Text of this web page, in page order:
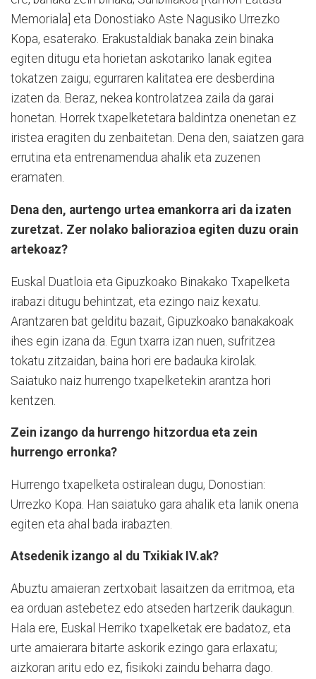
Memoriala] eta Donostiako Aste Nagusiko Urrezko
Kopa, esaterako. Erakustaldiak banaka zein binaka
egiten ditugu eta horietan askotariko lanak egitea
tokatzen zaigu; egurraren kalitatea ere desberdina
izaten da. Beraz, nekea kontrolatzea zaila da garai
honetan. Horrek txapelketetara baldintza onenetan ez
iristea eragiten du zenbaitetan. Dena den, saiatzen gara
errutina eta entrenamendua ahalik eta zuzenen
eramaten.
Dena den, aurtengo urtea emankorra ari da izaten
zuretzat. Zer nolako baliorazioa egiten duzu orain
artekoaz?
Euskal Duatloia eta Gipuzkoako Binakako Txapelketa
irabazi ditugu behintzat, eta ezingo naiz kexatu.
Arantzaren bat gelditu bazait, Gipuzkoako banakakoak
ihes egin izana da. Egun txarra izan nuen, sufritzea
tokatu zitzaidan, baina hori ere badauka kirolak.
Saiatuko naiz hurrengo txapelketekin arantza hori
kentzen.
Zein izango da hurrengo hitzordua eta zein
hurrengo erronka?
Hurrengo txapelketa ostiralean dugu, Donostian:
Urrezko Kopa. Han saiatuko gara ahalik eta lanik onena
egiten eta ahal bada irabazten.
Atsedenik izango al du Txikiak IV.ak?
Abuztu amaieran zertxobait lasaitzen da erritmoa, eta
ea orduan astebetez edo atseden hartzerik daukagun.
Hala ere, Euskal Herriko txapelketak ere badatoz, eta
urte amaierara bitarte askorik ezingo gara erlaxatu;
aizkoran aritu edo ez, fisikoki zaindu beharra dago.